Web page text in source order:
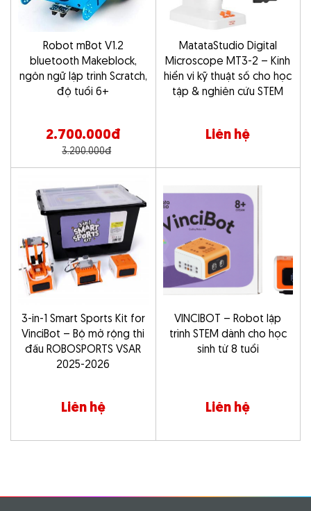
Robot mBot V1.2
bluetooth Makeblock,
ngôn ngữ lập trình Scratch,
độ tuổi 6+
2.700.000đ
3.200.000đ
MatataStudio Digital
Microscope MT3-2 – Kính
hiển vi kỹ thuật số cho học
tập & nghiên cứu STEM
Liên hệ
3-in-1 Smart Sports Kit for
VinciBot – Bộ mở rộng thi
đấu ROBOSPORTS VSAR
2025-2026
Liên hệ
VINCIBOT – Robot lập
trình STEM dành cho học
sinh từ 8 tuổi
Liên hệ